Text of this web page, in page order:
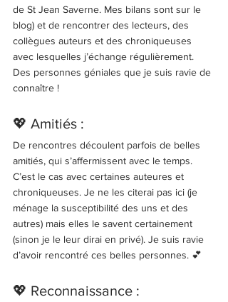
de St Jean Saverne. Mes bilans sont sur le
blog) et de rencontrer des lecteurs, des
collègues auteurs et des chroniqueuses
avec lesquelles j’échange régulièrement.
Des personnes géniales que je suis ravie de
connaître !
💖 Amitiés :
De rencontres découlent parfois de belles
amitiés, qui s’affermissent avec le temps.
C’est le cas avec certaines auteures et
chroniqueuses. Je ne les citerai pas ici (je
ménage la susceptibilité des uns et des
autres) mais elles le savent certainement
(sinon je le leur dirai en privé). Je suis ravie
d’avoir rencontré ces belles personnes. 💕
💖 Reconnaissance :